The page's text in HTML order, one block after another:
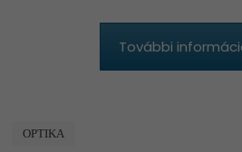
További
OPTIKA